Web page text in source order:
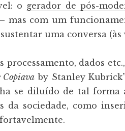
o gerador de pós-
mas com um
uma conversa (às
dados
Copiava by Stanley
se diluído de tal forma
da sociedade, como